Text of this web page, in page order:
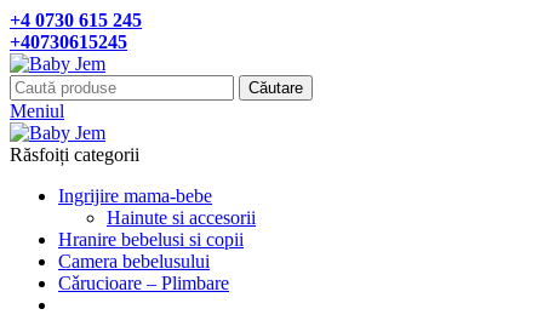
+4 0730 615 245
+40730615245
Căutare
Meniul
Răsfoiți categorii
Ingrijire mama-bebe
Hainute si accesorii
Hranire bebelusi si copii
Camera bebelusului
Cǎrucioare – Plimbare